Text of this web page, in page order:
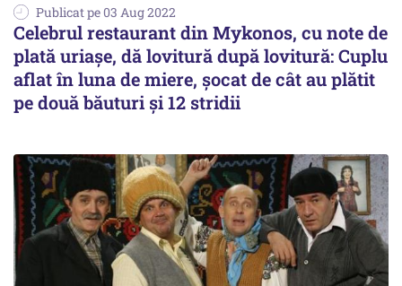
Publicat pe 03 Aug 2022
Celebrul restaurant din Mykonos, cu note de
plată uriașe, dă lovitură după lovitură: Cuplu
aflat în luna de miere, șocat de cât au plătit
pe două băuturi și 12 stridii